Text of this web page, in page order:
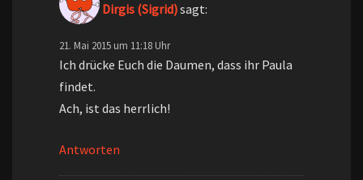
Dirgis (Sigrid)sagt:
21. Mai 2015 um 11:18 Uhr
Ich drücke Euch die Daumen, dass ihr Paula
findet.
Ach, ist das herrlich!
Antworten